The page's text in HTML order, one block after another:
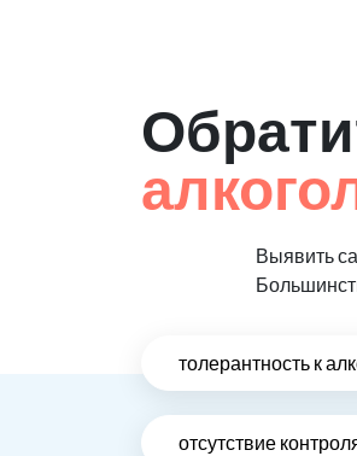
Выявить
толерантность к
отсутствие